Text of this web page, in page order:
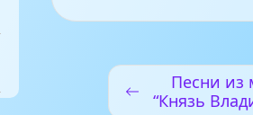
Песни из
“Князь